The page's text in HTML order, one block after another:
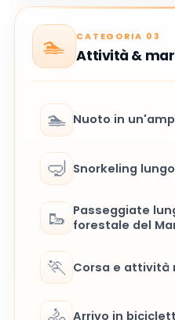
🏊 CATEGORIA 03
Attività &
🏊 Nuoto in
🤿 Snorkeling
🥾 Passeggiate
forestale del
🏃 Corsa e attività
Arrivo in